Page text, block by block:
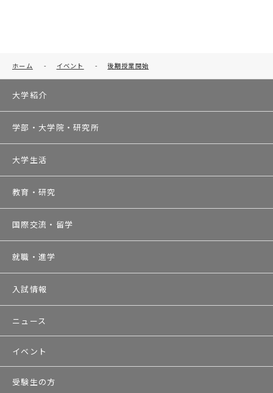
ホーム - イベント - 後期授業開始
大学紹介
学部・大学院・研究所
大学生活
教育・研究
国際交流・留学
就職・進学
入試情報
ニュース
イベント
受験生の方